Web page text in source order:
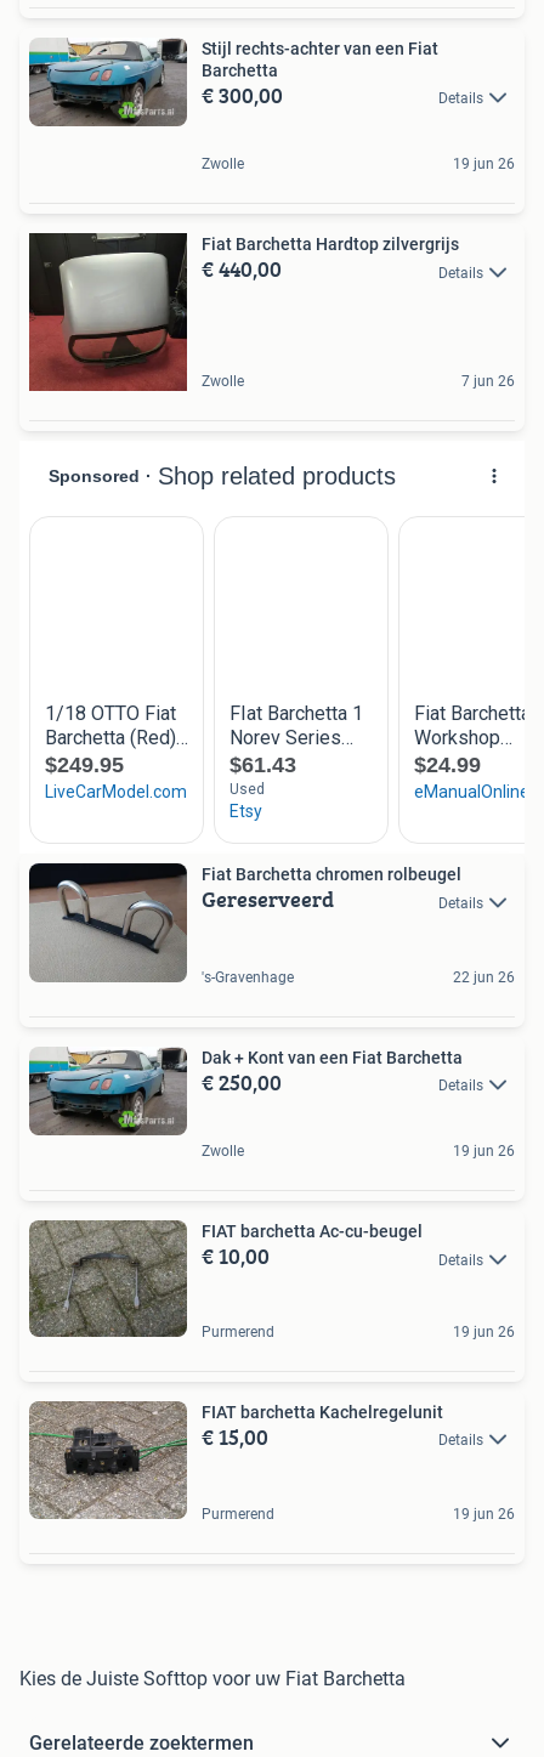
Stijl rechts-achter van een Fiat
Barchetta
€ 300,00 Details
Zwolle 19 jun 26
Fiat Barchetta Hardtop zilvergrijs
€ 440,00 Details
Zwolle 7 jun 26
Fiat Barchetta chromen rolbeugel
Gereserveerd Details
's-Gravenhage 22 jun 26
Dak + Kont van een Fiat Barchetta
€ 250,00 Details
Zwolle 19 jun 26
FIAT barchetta Ac-cu-beugel
€ 10,00 Details
Purmerend 19 jun 26
FIAT barchetta Kachelregelunit
€ 15,00 Details
Purmerend 19 jun 26
Kies de Juiste Softtop voor uw Fiat Barchetta
Gerelateerde zoektermen